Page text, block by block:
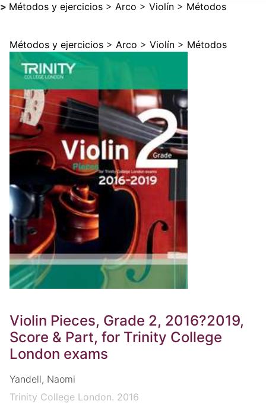
> Métodos y ejercicios > Arco > Violín > Métodos
Métodos y ejercicios > Arco > Violín > Métodos
Violin Pieces, Grade 2, 2016?2019,
Score & Part, for Trinity College
London exams
Yandell, Naomi
Trinity College London. 2016